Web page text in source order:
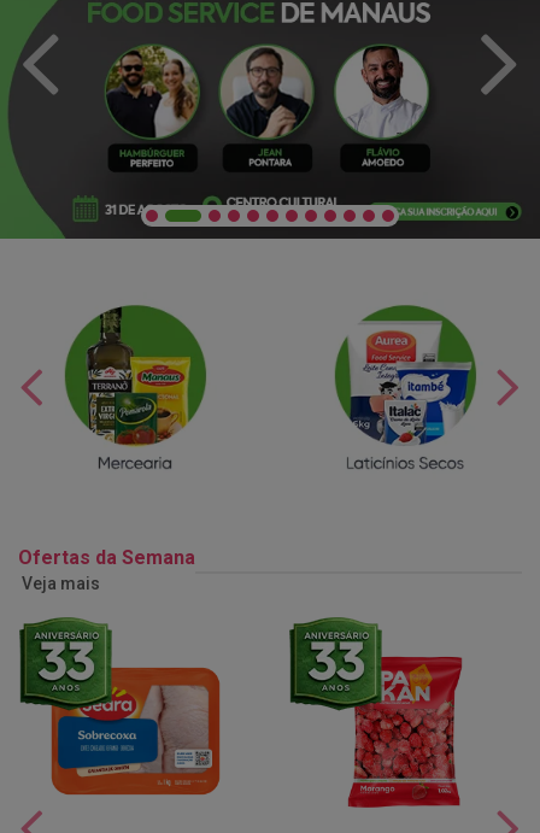
Ofertas da Semana
Veja mais